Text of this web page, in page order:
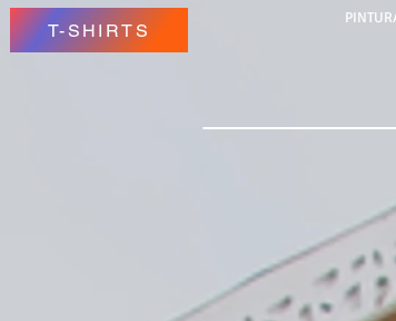
T-SHIRTS